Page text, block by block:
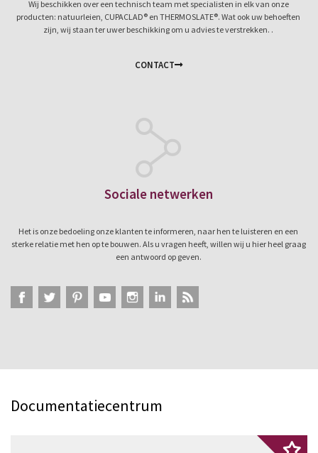
Wij beschikken over een technisch team met specialisten in elk van onze
producten: natuurleien, CUPACLAD® en THERMOSLATE®. Wat ook uw behoeften
zijn, wij staan ter uwer beschikking om u advies te verstrekken. .
CONTACT
Sociale netwerken
Het is onze bedoeling onze klanten te informeren, naar hen te luisteren en een
sterke relatie met hen op te bouwen. Als u vragen heeft, willen wij u hier heel graag
een antwoord op geven.
Documentatiecentrum